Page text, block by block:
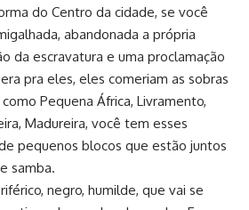
do Centro da cidade, se você
abandonada a própria
da escravatura e uma proclamação
pra eles, eles comeriam as sobras
Pequena África, Livramento,
Madureira, você tem esses
pequenos blocos que estão juntos
samba.
negro, humilde, que vai se